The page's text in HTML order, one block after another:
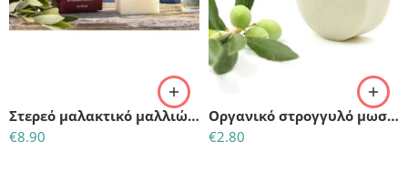
Στερεό μαλακτικό μαλλιών με ελαιόλαδο & αργκάν
€8.90
Οργανικό στρογγυλό μωσαϊκό σαπούνι ελαιόλαδο & αλάτι – BIO (50gr)
€2.80